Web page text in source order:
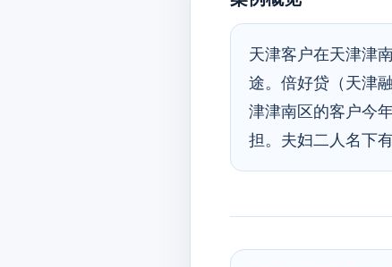
天津客户在天津津
途。倍好贷（天津
津津南区的客户今
担。夫妇二人名下